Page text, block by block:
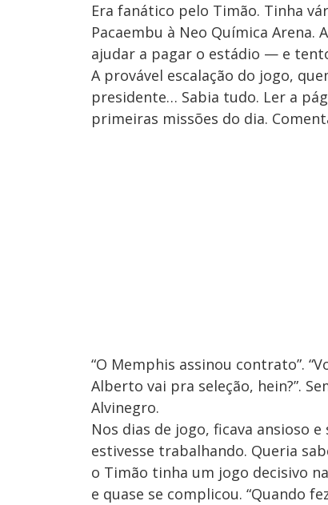
Era fanático pelo Timão. Tinha
Pacaembu à Neo Química Arena.
ajudar a pagar o estádio — e
A provável escalação do jogo,
presidente… Sabia tudo. Ler a
primeiras missões do dia.
“O Memphis assinou contrato”.
Alberto vai pra seleção, hein?”.
Alvinegro.
Nos dias de jogo, ficava ansioso
estivesse trabalhando. Queria
o Timão tinha um jogo decisivo
e quase se complicou. “Quando